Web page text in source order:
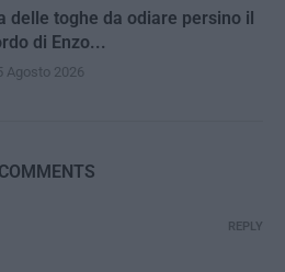
delle toghe da odiare persino il
di Enzo...
Agosto 2026
REPLY